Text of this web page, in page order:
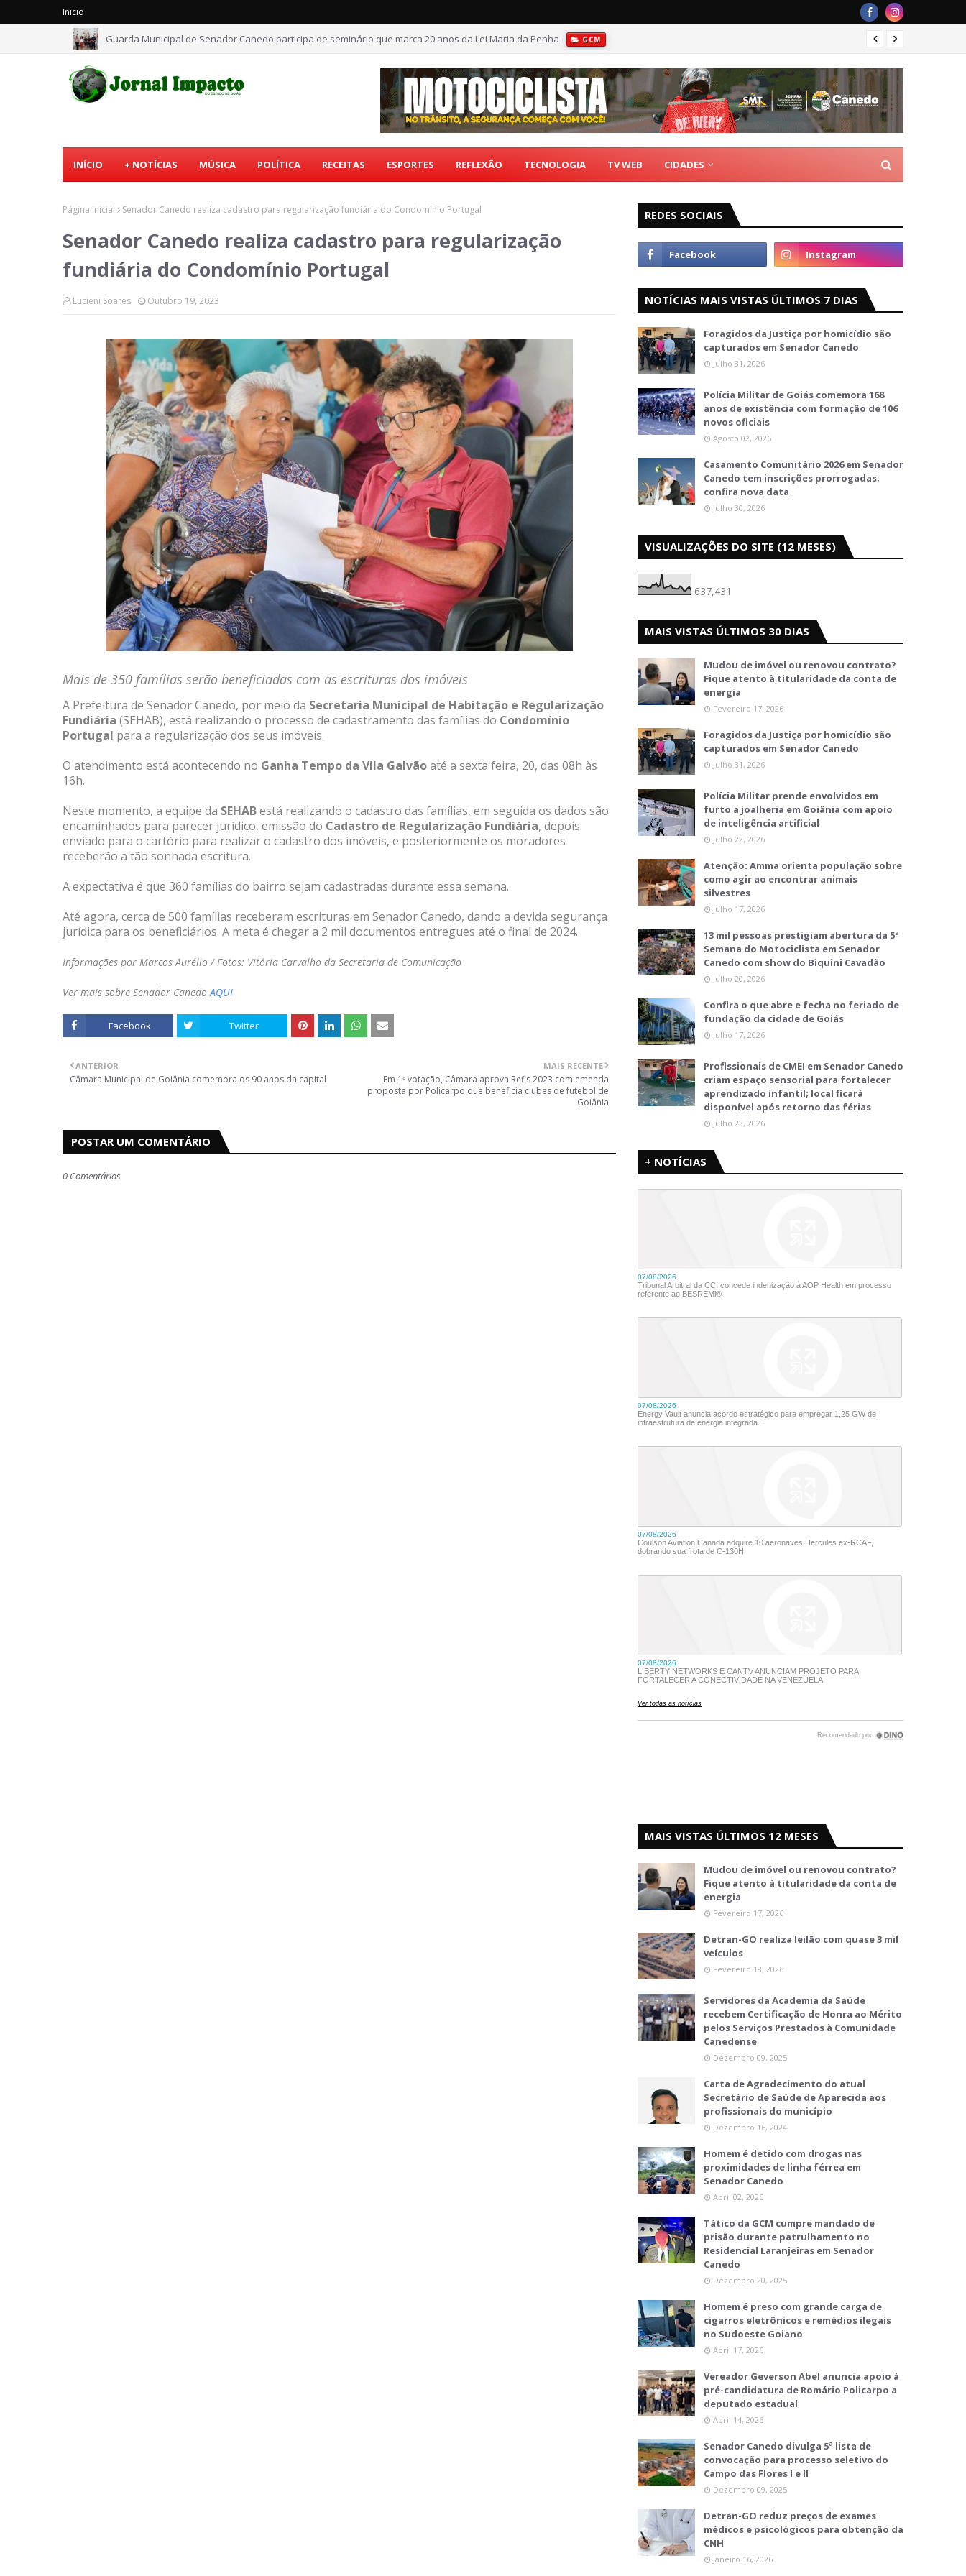
Inicio
Guarda Municipal de Senador Canedo participa de seminário que marca 20 anos da Lei Maria da Penha GCM
INÍCIO + NOTÍCIAS MÚSICA POLÍTICA RECEITAS ESPORTES REFLEXÃO TECNOLOGIA TV WEB CIDADES
Página inicial Senador Canedo realiza cadastro para regularização fundiária do Condomínio Portugal
Senador Canedo realiza cadastro para regularização
fundiária do Condomínio Portugal
Lucieni Soares Outubro 19, 2023
Mais de 350 famílias serão beneficiadas com as escrituras dos imóveis
A Prefeitura de Senador Canedo, por meio da Secretaria Municipal de Habitação e Regularização
Fundiária (SEHAB), está realizando o processo de cadastramento das famílias do Condomínio
Portugal para a regularização dos seus imóveis.
O atendimento está acontecendo no Ganha Tempo da Vila Galvãoaté a sexta feira, 20, das 08h às
16h.
Neste momento, a equipe da SEHABestá realizando o cadastro das famílias, em seguida os dados são
encaminhados para parecer jurídico, emissão do Cadastro de Regularização Fundiária, depois
enviado para o cartório para realizar o cadastro dos imóveis, e posteriormente os moradores
receberão a tão sonhada escritura.
A expectativa é que 360 famílias do bairro sejam cadastradas durante essa semana.
Até agora, cerca de 500 famílias receberam escrituras em Senador Canedo, dando a devida segurança
jurídica para os beneficiários. A meta é chegar a 2 mil documentos entregues até o final de 2024.
Informações por Marcos Aurélio / Fotos: Vitória Carvalho da Secretaria de Comunicação
Ver mais sobre Senador CanedoAQUI
Facebook Twitter
MAIS RECENTE
Em 1ª votação, Câmara aprova Refis 2023 com emenda
proposta por Policarpo que beneficia clubes de futebol de
Goiânia
ANTERIOR
Câmara Municipal de Goiânia comemora os 90 anos da capital
POSTAR UM COMENTÁRIO
0 Comentários
REDES SOCIAIS
NOTÍCIAS MAIS VISTAS ÚLTIMOS 7 DIAS
Foragidos da Justiça por homicídio são
capturados em Senador Canedo
Julho 31, 2026
Polícia Militar de Goiás comemora 168
anos de existência com formação de 106
novos oficiais
Agosto 02, 2026
Casamento Comunitário 2026 em Senador
Canedo tem inscrições prorrogadas;
confira nova data
Julho 30, 2026
VISUALIZAÇÕES DO SITE (12 MESES)
637,431
MAIS VISTAS ÚLTIMOS 30 DIAS
Mudou de imóvel ou renovou contrato?
Fique atento à titularidade da conta de
energia
Fevereiro 17, 2026
Foragidos da Justiça por homicídio são
capturados em Senador Canedo
Julho 31, 2026
Polícia Militar prende envolvidos em
furto a joalheria em Goiânia com apoio
de inteligência artificial
Julho 22, 2026
Atenção: Amma orienta população sobre
como agir ao encontrar animais
silvestres
Julho 17, 2026
13 mil pessoas prestigiam abertura da 5ª
Semana do Motociclista em Senador
Canedo com show do Biquini Cavadão
Julho 20, 2026
Confira o que abre e fecha no feriado de
fundação da cidade de Goiás
Julho 17, 2026
Profissionais de CMEI em Senador Canedo
criam espaço sensorial para fortalecer
aprendizado infantil; local ficará
disponível após retorno das férias
Julho 23, 2026
+ NOTÍCIAS
MAIS VISTAS ÚLTIMOS 12 MESES
Mudou de imóvel ou renovou contrato?
Fique atento à titularidade da conta de
energia
Fevereiro 17, 2026
Detran-GO realiza leilão com quase 3 mil
veículos
Fevereiro 18, 2026
Servidores da Academia da Saúde
recebem Certificação de Honra ao Mérito
pelos Serviços Prestados à Comunidade
Canedense
Dezembro 09, 2025
Carta de Agradecimento do atual
Secretário de Saúde de Aparecida aos
profissionais do município
Dezembro 16, 2024
Homem é detido com drogas nas
proximidades de linha férrea em
Senador Canedo
Abril 02, 2026
Tático da GCM cumpre mandado de
prisão durante patrulhamento no
Residencial Laranjeiras em Senador
Canedo
Dezembro 20, 2025
Homem é preso com grande carga de
cigarros eletrônicos e remédios ilegais
no Sudoeste Goiano
Abril 17, 2026
Vereador Geverson Abel anuncia apoio à
pré-candidatura de Romário Policarpo a
deputado estadual
Abril 14, 2026
Senador Canedo divulga 5ª lista de
convocação para processo seletivo do
Campo das Flores I e II
Dezembro 09, 2025
Detran-GO reduz preços de exames
médicos e psicológicos para obtenção da
CNH
Janeiro 16, 2026